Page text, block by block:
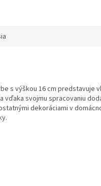
s výškou 16 cm
vďaka svojmu spracovaniu
dekoráciami v